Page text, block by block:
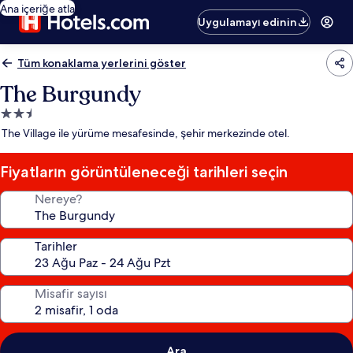
Ana içeriğe atla
Uygulamayı edinin
Tüm konaklama yerlerini göster
The Burgundy
2.5
yıldızlı
yeri
The Village ile yürüme mesafesinde, şehir merkezinde otel.
Fiyatların görüntüleneceği tarihleri seçin
Nereye?
Tarihler
Misafir sayısı